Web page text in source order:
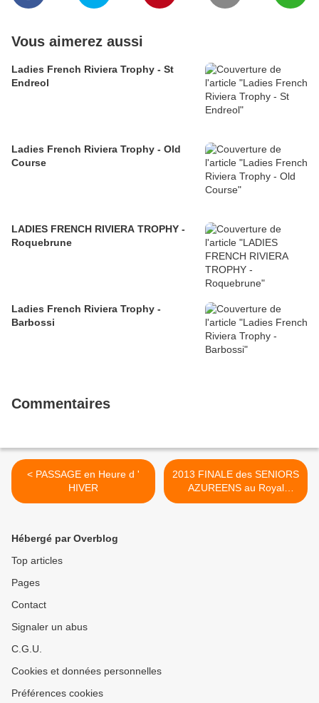
Vous aimerez aussi
Ladies French Riviera Trophy - St
Endreol
Ladies French Riviera Trophy - Old
Course
LADIES FRENCH RIVIERA TROPHY -
Roquebrune
Ladies French Riviera Trophy -
Barbossi
Commentaires
< PASSAGE en Heure d '
HIVER
2013 FINALE des SENIORS
AZUREENS au Royal
Mougins >
Hébergé par Overblog
Top articles
Pages
Contact
Signaler un abus
C.G.U.
Cookies et données personnelles
Préférences cookies